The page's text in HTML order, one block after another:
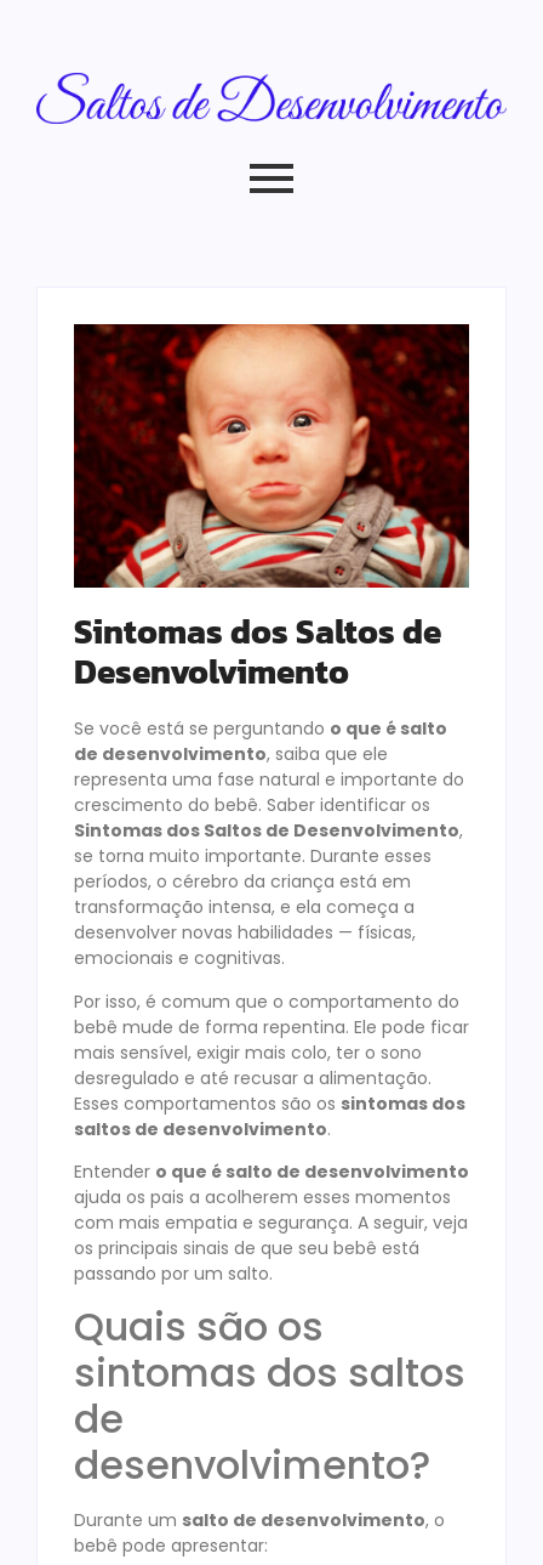
Sintomas dos Saltos de
Desenvolvimento
Se você está se perguntando o que é salto
de desenvolvimento, saiba que ele
representa uma fase natural e importante do
crescimento do bebê. Saber identificar os
Sintomas dos Saltos de Desenvolvimento,
se torna muito importante. Durante esses
períodos, o cérebro da criança está em
transformação intensa, e ela começa a
desenvolver novas habilidades — físicas,
emocionais e cognitivas.
Por isso, é comum que o comportamento do
bebê mude de forma repentina. Ele pode ficar
mais sensível, exigir mais colo, ter o sono
desregulado e até recusar a alimentação.
Esses comportamentos são os sintomas dos
saltos de desenvolvimento.
Entender o que é salto de desenvolvimento
ajuda os pais a acolherem esses momentos
com mais empatia e segurança. A seguir, veja
os principais sinais de que seu bebê está
passando por um salto.
Quais são os
sintomas dos saltos
de
desenvolvimento?
Durante um salto de desenvolvimento, o
bebê pode apresentar: